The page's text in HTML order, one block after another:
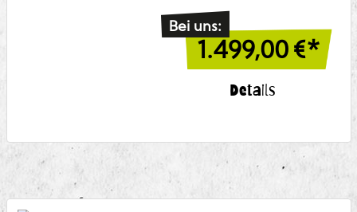
Bei uns:
1.499,00 €*
Details